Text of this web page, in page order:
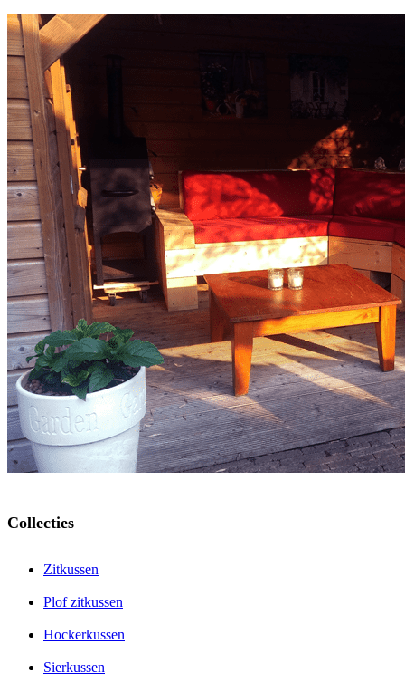
Collecties
Zitkussen
Plof zitkussen
Hockerkussen
Sierkussen